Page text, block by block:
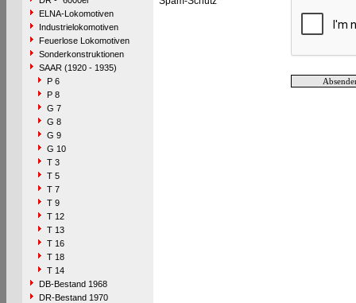
ELNA-Lokomotiven
Industrielokomotiven
Feuerlose Lokomotiven
Sonderkonstruktionen
SAAR (1920 - 1935)
P 6
P 8
G 7
G 8
G 9
G 10
T 3
T 5
T 7
T 9
T 12
T 13
T 16
T 18
T 14
DB-Bestand 1968
DR-Bestand 1970